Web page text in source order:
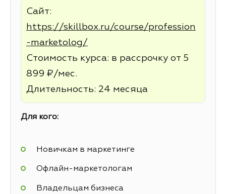
Сайт:
https://skillbox.ru/course/profession
-marketolog/
Стоимость курса: в рассрочку от 5
899 ₽/мес.
Длительность: 24 месяца
Для кого:
Новичкам в маркетинге
Офлайн-маркетологам
Владельцам бизнеса